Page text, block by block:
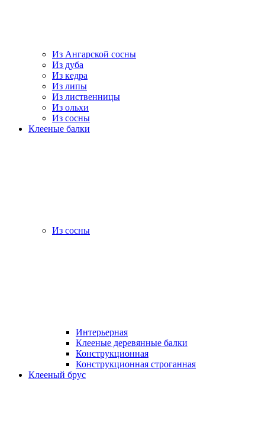
Из Ангарской сосны
Из дуба
Из кедра
Из липы
Из лиственницы
Из ольхи
Из сосны
Клееные балки
Из сосны
Интерьерная
Клееные деревянные балки
Конструкционная
Конструкционная строганная
Клееный брус